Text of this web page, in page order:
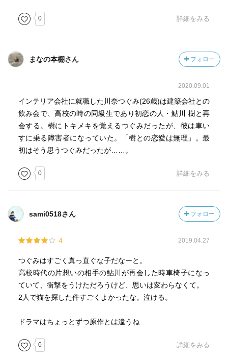
0 詳細をみる
まなの本棚さん フォロー
2020.09.01
インテリア会社に就職した川奈つぐみ(26歳)は建築会社との
飲み会で、高校の時の同級生であり初恋の人・鮎川 樹と再
会する。樹にトキメキを覚えるつぐみだったが、彼は車い
すに乗る障害者になっていた。「樹との恋愛は無理」。最
初はそう思うつぐみだったが……。
0 詳細をみる
sami0518さん フォロー
4 2019.04.27
つぐみはすごく真っ直ぐな子だなーと。
高校時代の片想いの相手の鮎川が再会した時車椅子になっ
ていて、衝撃をうけただろうけど、思いは変わらなくて。
2人で猫を探した件すごくよかったな。泣ける。
ドラマはちょっとずつ原作とは違うね
0 詳細をみる